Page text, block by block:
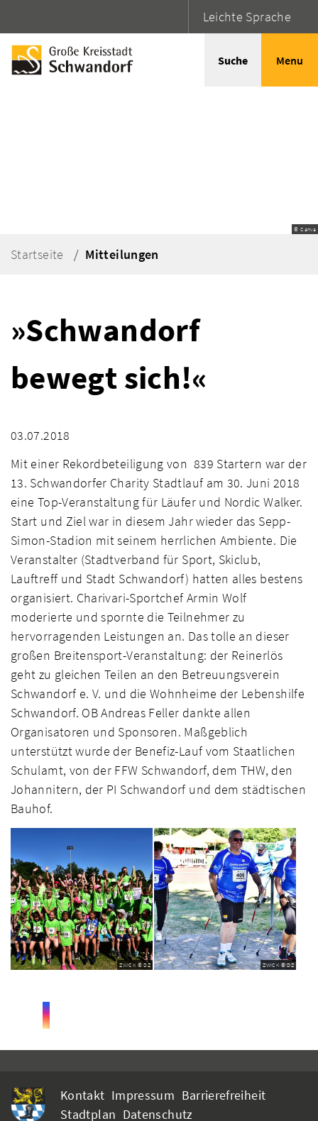
Leichte Sprache
Suche Menu
© Canva
Startseite Mitteilungen
»Schwandorf
bewegt sich!«
03.07.2018
Mit einer Rekordbeteiligung von 839 Startern war der
13. Schwandorfer Charity Stadtlauf am 30. Juni 2018
eine Top-Veranstaltung für Läufer und Nordic Walker.
Start und Ziel war in diesem Jahr wieder das Sepp-
Simon-Stadion mit seinem herrlichen Ambiente. Die
Veranstalter (Stadtverband für Sport, Skiclub,
Lauftreff und Stadt Schwandorf) hatten alles bestens
organisiert. Charivari-Sportchef Armin Wolf
moderierte und spornte die Teilnehmer zu
hervorragenden Leistungen an. Das tolle an dieser
großen Breitensport-Veranstaltung: der Reinerlös
geht zu gleichen Teilen an den Betreuungsverein
Schwandorf e. V. und die Wohnheime der Lebenshilfe
Schwandorf. OB Andreas Feller dankte allen
Organisatoren und Sponsoren. Maßgeblich
unterstützt wurde der Benefiz-Lauf vom Staatlichen
Schulamt, von der FFW Schwandorf, dem THW, den
Johannitern, der PI Schwandorf und dem städtischen
Bauhof.
ZWICK © DZ ZWICK © DZ
Kontakt Impressum Barrierefreiheit
Stadtplan Datenschutz